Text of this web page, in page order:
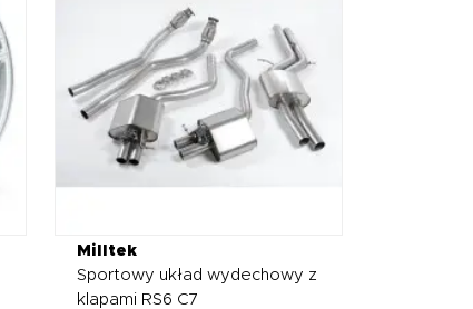
Milltek
Sportowy układ wydechowy z
klapami RS6 C7